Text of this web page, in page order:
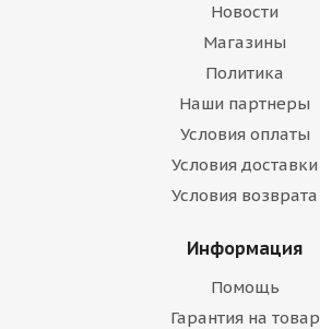
Новости
Магазины
Политика
Наши партнеры
Условия оплаты
Условия доставки
Условия возврата
Информация
Помощь
Гарантия на товар